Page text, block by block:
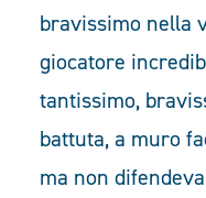
bravissimo nella
giocatore
tantissimo,
battuta, a muro
ma non